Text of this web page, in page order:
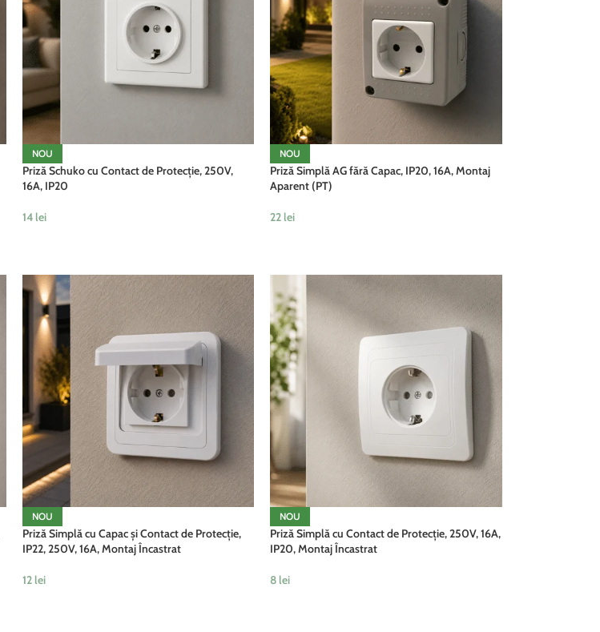
NOU
Priză Schuko cu Contact de Protecție, 250V,
16A, IP20
14 lei
NOU
Priză Simplă AG fără Capac, IP20, 16A, Montaj
Aparent (PT)
22 lei
NOU
Priză Simplă cu Capac și Contact de Protecție,
IP22, 250V, 16A, Montaj Încastrat
12 lei
NOU
Priză Simplă cu Contact de Protecție, 250V, 16A,
IP20, Montaj Încastrat
8 lei